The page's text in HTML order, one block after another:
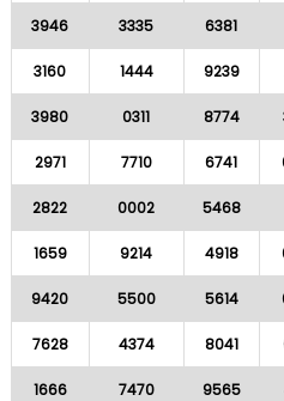
3946 3335 6381
3160 1444 9239
3980 0311 8774
2971 7710 6741
2822 0002 5468
1659 9214 4918
9420 5500 5614
7628 4374 8041
1666 7470 9565